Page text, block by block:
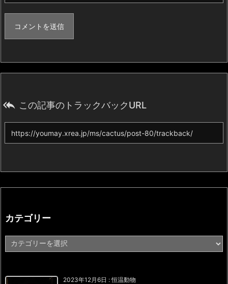
 この記事のトラックバックURL
カテゴリー
テ
ー
2023年12月6日 :恒温動物